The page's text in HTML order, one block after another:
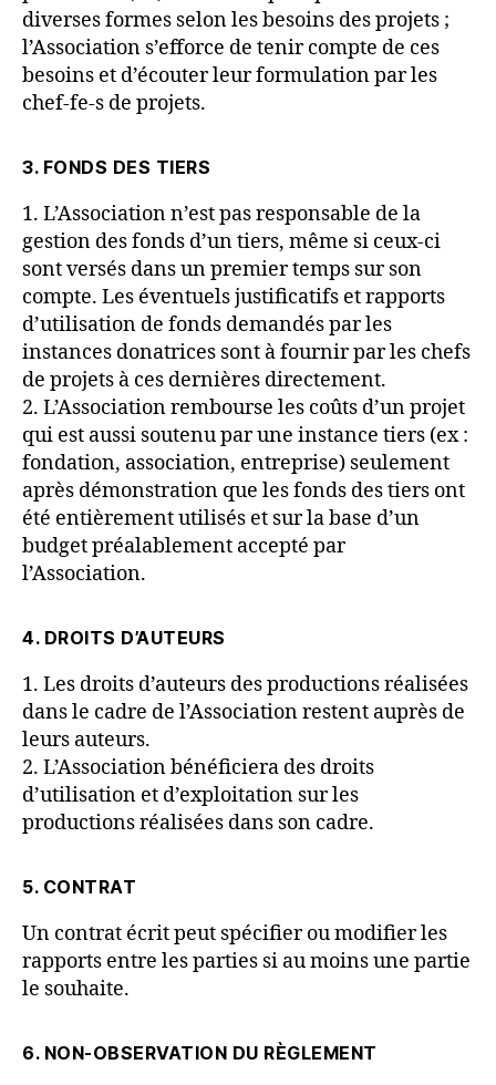
diverses formes selon les besoins des projets ;
l’Association s’efforce de tenir compte de ces
besoins et d’écouter leur formulation par les
chef-fe-s de projets.
3. FONDS DES TIERS
1. L’Association n’est pas responsable de la
gestion des fonds d’un tiers, même si ceux-ci
sont versés dans un premier temps sur son
compte. Les éventuels justificatifs et rapports
d’utilisation de fonds demandés par les
instances donatrices sont à fournir par les chefs
de projets à ces dernières directement.
2. L’Association rembourse les coûts d’un projet
qui est aussi soutenu par une instance tiers (ex :
fondation, association, entreprise) seulement
après démonstration que les fonds des tiers ont
été entièrement utilisés et sur la base d’un
budget préalablement accepté par
l’Association.
4. DROITS D’AUTEURS
1. Les droits d’auteurs des productions réalisées
dans le cadre de l’Association restent auprès de
leurs auteurs.
2. L’Association bénéficiera des droits
d’utilisation et d’exploitation sur les
productions réalisées dans son cadre.
5. CONTRAT
Un contrat écrit peut spécifier ou modifier les
rapports entre les parties si au moins une partie
le souhaite.
6. NON-OBSERVATION DU RÈGLEMENT